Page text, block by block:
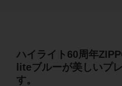
ハイライト60周年
liteブルーが美しいプ
す。